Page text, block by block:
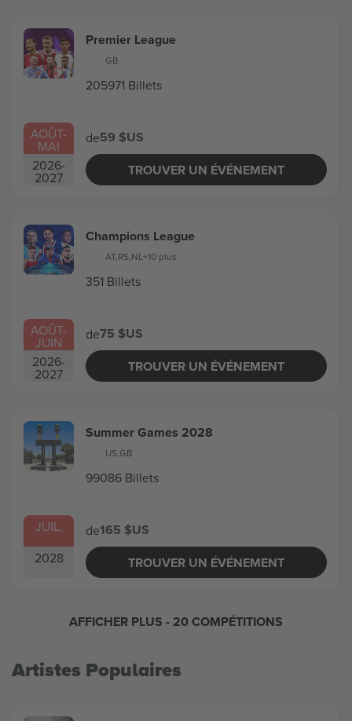
AOÛT-
MAI
2026-
2027
Premier League
GB
205971 Billets
de59 $US
TROUVER UN ÉVÉNEMENT
AOÛT-
JUIN
2026-
2027
Champions League
AT,RS,NL+10 plus
351 Billets
de75 $US
TROUVER UN ÉVÉNEMENT
JUIL.
2028
Summer Games 2028
US,GB
99086 Billets
de165 $US
TROUVER UN ÉVÉNEMENT
AFFICHER PLUS - 20 COMPÉTITIONS
Artistes Populaires